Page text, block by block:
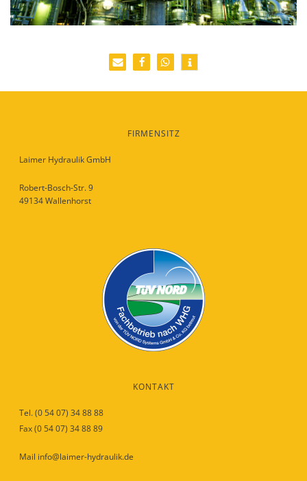
FIRMENSITZ
Laimer Hydraulik GmbH
Robert-Bosch-Str. 9
49134 Wallenhorst
KONTAKT
Tel. (0 54 07) 34 88 88
Fax (0 54 07) 34 88 89
Mail info@laimer-hydraulik.de